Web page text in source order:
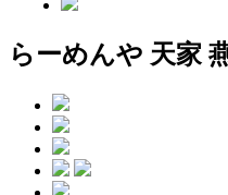
らーめんや 天家